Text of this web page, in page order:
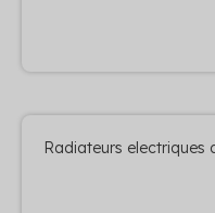
Radiateurs electriques